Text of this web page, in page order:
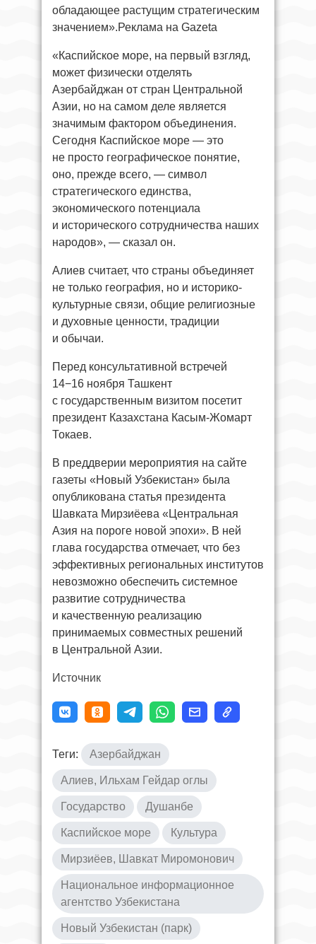
обладающее растущим стратегическим
значением».Реклама на Gazeta
«Каспийское море, на первый взгляд,
может физически отделять
Азербайджан от стран Центральной
Азии, но на самом деле является
значимым фактором объединения.
Сегодня Каспийское море — это
не просто географическое понятие,
оно, прежде всего, — символ
стратегического единства,
экономического потенциала
и исторического сотрудничества наших
народов», — сказал он.
Алиев считает, что страны объединяет
не только география, но и историко-
культурные связи, общие религиозные
и духовные ценности, традиции
и обычаи.
Перед консультативной встречей
14−16 ноября Ташкент
с государственным визитом посетит
президент Казахстана Касым-Жомарт
Токаев.
В преддверии мероприятия на сайте
газеты «Новый Узбекистан» была
опубликована статья президента
Шавката Мирзиёева «Центральная
Азия на пороге новой эпохи». В ней
глава государства отмечает, что без
эффективных региональных институтов
невозможно обеспечить системное
развитие сотрудничества
и качественную реализацию
принимаемых совместных решений
в Центральной Азии.
Источник
Теги: Азербайджан
Алиев, Ильхам Гейдар оглы
Государство Душанбе
Каспийское море Культура
Мирзиёев, Шавкат Миромонович
Национальное информационное
агентство Узбекистана
Новый Узбекистан (парк)